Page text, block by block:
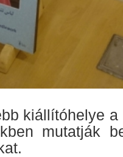
kiállítóhelye
mutatják